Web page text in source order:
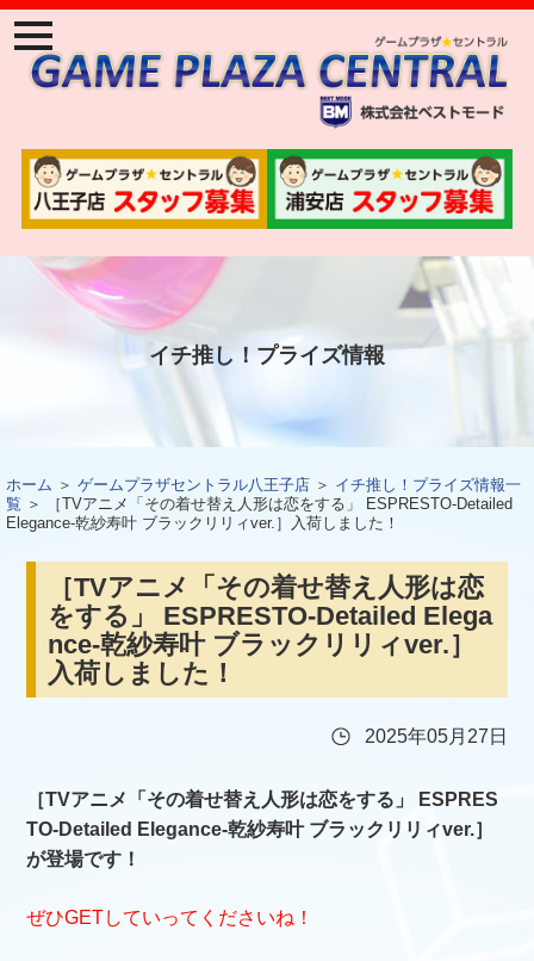
ナ
ビ
ゲ
ー
ン
メ
ニ
ュ
イチ推し！プライズ情報
ホーム ＞ ゲームプラザセントラル八王子店 ＞ イチ推し！プライズ情報一
覧 ＞ ［TVアニメ「その着せ替え人形は恋をする」 ESPRESTO-Detailed
Elegance-乾紗寿叶 ブラックリリィver.］入荷しました！
［TVアニメ「その着せ替え人形は恋
をする」 ESPRESTO-Detailed Elega
nce-乾紗寿叶 ブラックリリィver.］
入荷しました！
2025年05月27日
［TVアニメ「その着せ替え人形は恋をする」 ESPRES
TO-Detailed Elegance-乾紗寿叶 ブラックリリィver.］
が登場です！
ぜひGETしていってくださいね！